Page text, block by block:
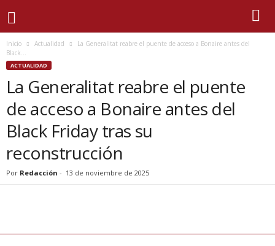
Inicio Actualidad
La Generalitat reabre el puente de acceso a Bonaire antes del
Black...
ACTUALIDAD
La Generalitat reabre el puente
de acceso a Bonaire antes del
Black Friday tras su
reconstrucción
Por Redacción - 13 de noviembre de 2025